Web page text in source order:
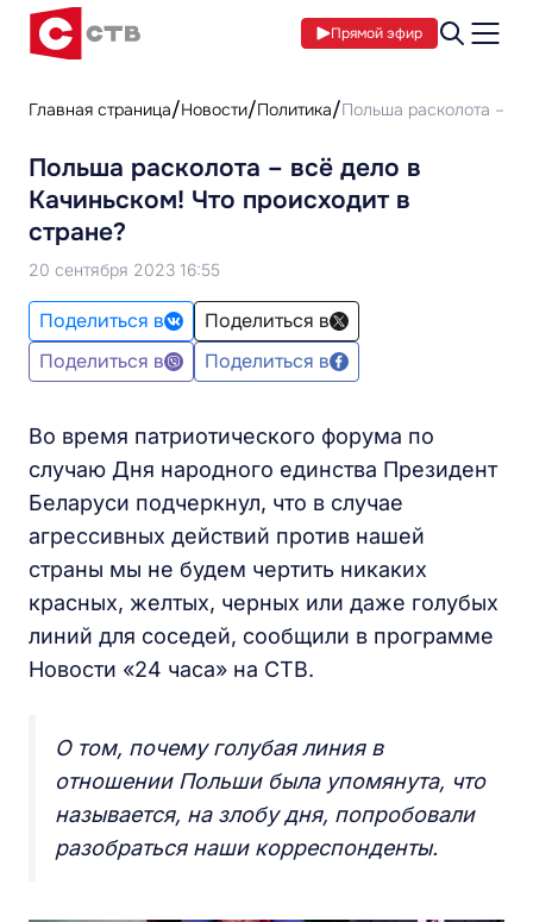
Прямой эфир
Главная страница Новости Политика Польша расколота –
Польша расколота – всё дело в
Качиньском! Что происходит в
стране?
20 сентября 2023 16:55
Поделиться в
Поделиться в
Поделиться в
Поделиться в
Во время патриотического форума по
случаю Дня народного единства Президент
Беларуси подчеркнул, что в случае
агрессивных действий против нашей
страны мы не будем чертить никаких
красных, желтых, черных или даже голубых
линий для соседей, сообщили в программе
Новости «24 часа» на СТВ.
О том, почему голубая линия в
отношении Польши была упомянута, что
называется, на злобу дня, попробовали
разобраться наши корреспонденты.